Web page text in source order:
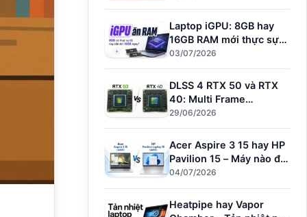
PS5
Laptop iGPU: 8GB hay
16GB RAM mới thực sự
đủ dùng?
03/07/2026
DLSS 4 RTX 50 và RTX
40: Multi Frame
Generation làm được gì?
29/06/2026
Acer Aspire 3 15 hay HP
Pavilion 15 – Máy nào đủ
sức cho người dùng văn
phòng?
04/07/2026
Heatpipe hay Vapor